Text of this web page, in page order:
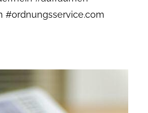
#ordnungsservice.com